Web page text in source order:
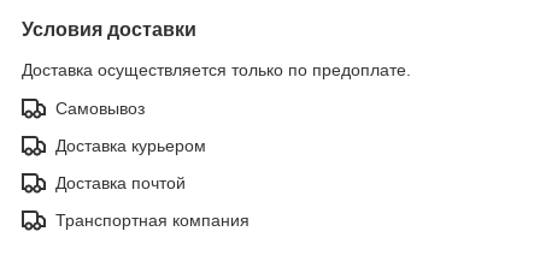
Условия доставки
Доставка осуществляется только по предоплате.
Самовывоз
Доставка курьером
Доставка почтой
Транспортная компания